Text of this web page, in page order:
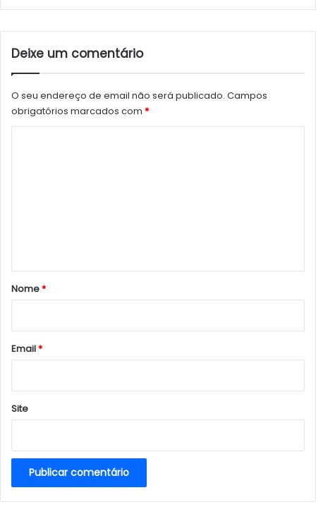
Deixe um comentário
O seu endereço de email não será publicado. Campos
obrigatórios marcados com *
r
*
Nome*
Email*
Site